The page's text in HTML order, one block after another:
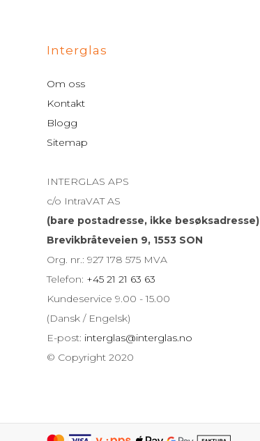
Interglas
Om oss
Kontakt
Blogg
Sitemap
INTERGLAS APS
c/o IntraVAT AS
(bare postadresse, ikke besøksadresse)
Brevikbråteveien 9, 1553 SON
Org. nr.: 927 178 575 MVA
Telefon: +45 21 21 63 63
Kundeservice 9.00 - 15.00
(Dansk / Engelsk)
E-post: interglas@interglas.no
© Copyright 2020